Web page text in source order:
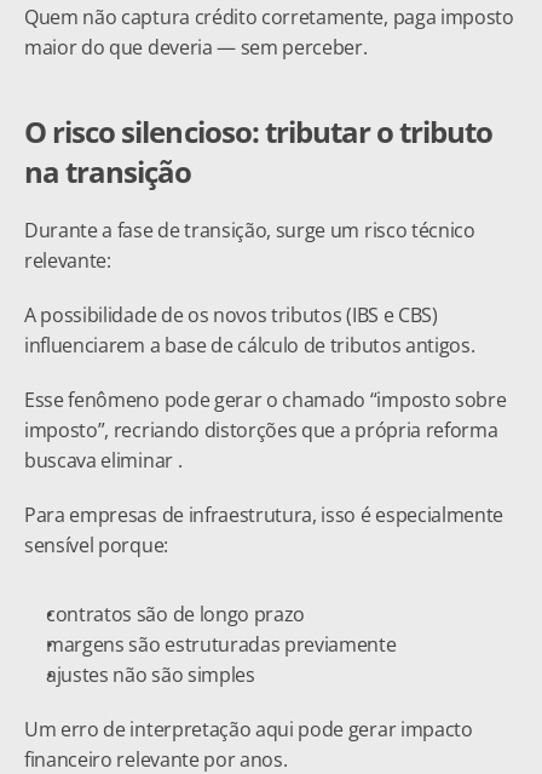
Quem não captura crédito corretamente, paga imposto
maior do que deveria — sem perceber.
O risco silencioso: tributar o tributo
na transição
Durante a fase de transição, surge um risco técnico
relevante:
A possibilidade de os novos tributos (IBS e CBS)
influenciarem a base de cálculo de tributos antigos.
Esse fenômeno pode gerar o chamado “imposto sobre
imposto”, recriando distorções que a própria reforma
buscava eliminar .
Para empresas de infraestrutura, isso é especialmente
sensível porque:
contratos são de longo prazo
margens são estruturadas previamente
ajustes não são simples
Um erro de interpretação aqui pode gerar impacto
financeiro relevante por anos.